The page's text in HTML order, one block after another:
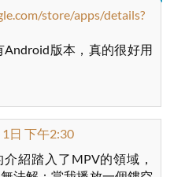
store/apps/details?
版本，真的很好用
日 下午2:30
紹踏入了MPV的領域，